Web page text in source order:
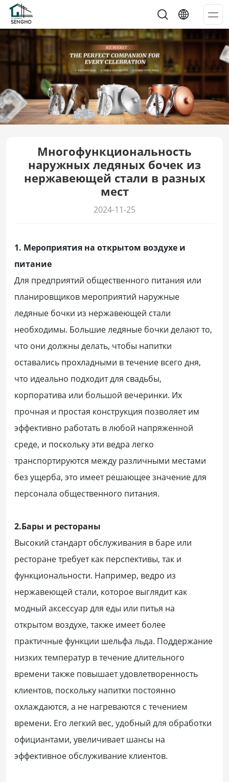
Многофункциональность
наружных ледяных бочек из
нержавеющей стали в разных
мест
2024-11-25
1. Мероприятия на открытом воздухе и
питание
Для предприятий общественного питания или
планировщиков мероприятий наружные
ледяные бочки из нержавеющей стали
необходимы. Большие ледяные бочки делают то,
что они должны делать, чтобы напитки
оставались прохладными в течение всего дня,
что идеально подходит для свадьбы,
корпоратива или большой вечеринки. Их
прочная и простая конструкция позволяет им
эффективно работать в любой напряженной
среде, и поскольку эти ведра легко
транспортируются между различными местами
без ущерба, это имеет решающее значение для
персонала общественного питания.
2.Бары и рестораны
Высокий стандарт обслуживания в баре или
ресторане требует как перспективы, так и
функциональности. Например, ведро из
нержавеющей стали, которое выглядит как
модный аксессуар для еды или питья на
открытом воздухе, также имеет более
практичные функции шельфа льда. Поддержание
низких температур в течение длительного
времени также повышает удовлетворенность
клиентов, поскольку напитки постоянно
охлаждаются, а не нагреваются с течением
времени. Его легкий вес, удобный для обработки
официантами, увеличивает шансы на
эффективное обслуживание клиентов.